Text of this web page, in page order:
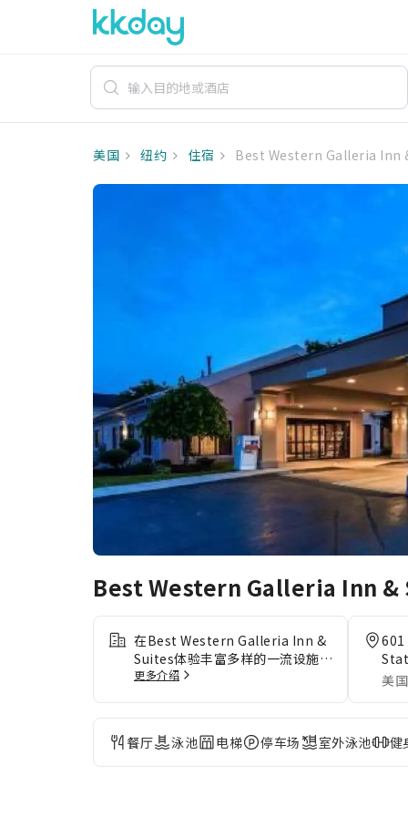
美国 纽约 住宿 Best Western Galleria Inn
Best Western Galleria Inn &
在Best Western Galleria Inn &
Suites体验丰富多样的一流设施与
服务。使用住宿提供的免费 Wi-
邮件。 对于自驾前来的客人，住
宿提供免费停车。提供礼宾服务等
前台设施服务，旨在满足您的需
求。 住宿提供洗衣服务，对于长
更多介绍
美
餐厅 泳池 电梯 停车场 室外泳池 健